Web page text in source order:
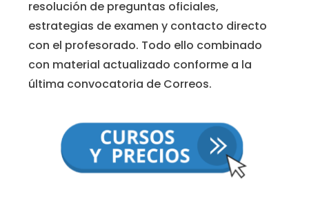
resolución de preguntas oficiales,
estrategias de examen y contacto directo
con el profesorado. Todo ello combinado
con material actualizado conforme a la
última convocatoria de Correos.